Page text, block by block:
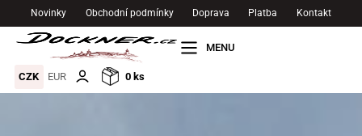
Novinky Obchodní podmínky Doprava Platba Kontakt
MENU
CZK EUR 0 ks